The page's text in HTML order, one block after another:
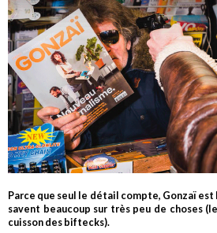
Parce que seul le détail compte, Gonzaï est
savent beaucoup sur très peu de choses
cuisson des biftecks).